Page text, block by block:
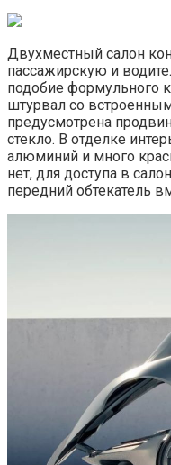
Двухместный салон
пассажирскую и
подобие формульного
штурвал со
предусмотрена
стекло. В отделке
алюминий и много
нет, для доступа в
передний обтекатель